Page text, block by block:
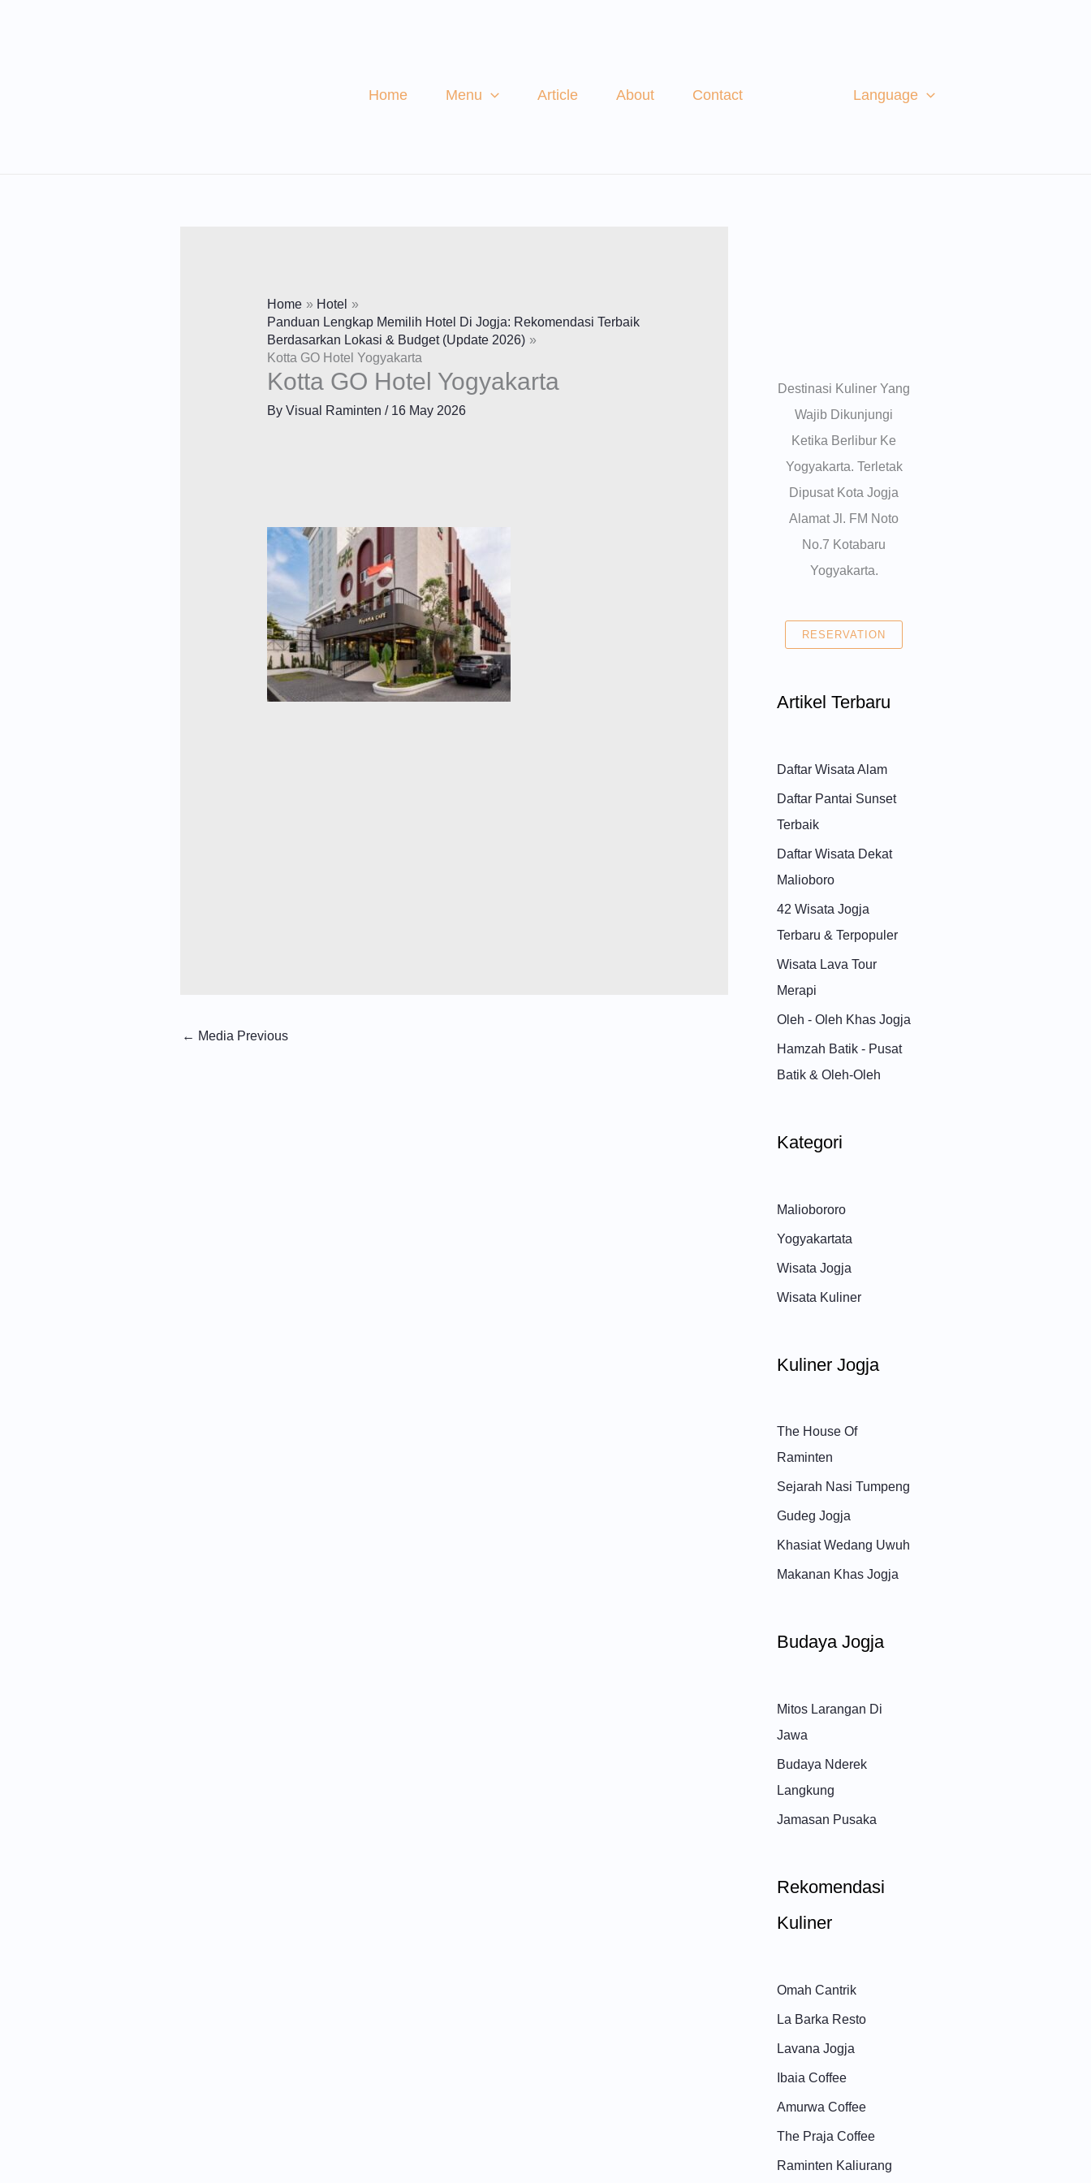
Home Menu Article About Contact Language
Home
Hotel
Panduan Lengkap Memilih Hotel Di Jogja: Rekomendasi Terbaik
Berdasarkan Lokasi & Budget (Update 2026)
Kotta GO Hotel Yogyakarta
Kotta GO Hotel Yogyakarta
By Visual Raminten / 16 May 2026
← Media Previous
Destinasi Kuliner Yang
Wajib Dikunjungi
Ketika Berlibur Ke
Yogyakarta. Terletak
Dipusat Kota Jogja
Alamat Jl. FM Noto
No.7 Kotabaru
Yogyakarta.
RESERVATION
Artikel Terbaru
Daftar Wisata Alam
Daftar Pantai Sunset
Terbaik
Daftar Wisata Dekat
Malioboro
42 Wisata Jogja
Terbaru & Terpopuler
Wisata Lava Tour
Merapi
Oleh - Oleh Khas Jogja
Hamzah Batik - Pusat
Batik & Oleh-Oleh
Kategori
Maliobororo
Yogyakartata
Wisata Jogja
Wisata Kuliner
Kuliner Jogja
The House Of
Raminten
Sejarah Nasi Tumpeng
Gudeg Jogja
Khasiat Wedang Uwuh
Makanan Khas Jogja
Budaya Jogja
Mitos Larangan Di
Jawa
Budaya Nderek
Langkung
Jamasan Pusaka
Rekomendasi
Kuliner
Omah Cantrik
La Barka Resto
Lavana Jogja
Ibaia Coffee
Amurwa Coffee
The Praja Coffee
Raminten Kaliurang